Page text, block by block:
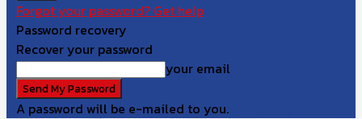
Forgot your password? Get help
Password recovery
Recover your password
your email
A password will be e-mailed to you.